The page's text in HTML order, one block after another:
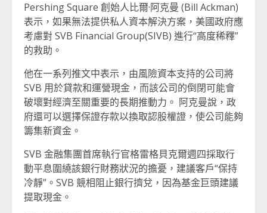
Pershing Square 創始人比爾·阿克曼 (Bill Ackman)
表示，如果無法提供私人資本解決方案，美國政府應
考慮對 SVB Financial Group(SIVB) 進行“高度稀釋”
的救助。
他在一系列推文中表示，由風險資本支持的公司將
SVB 用於貸款和運營現金，而該公司的倒閉可能會
破壞對經濟至關重要的長期推動力。 阿克曼說，政
府還可以選擇保證存款以換取認股權證，使公司能夠
籌集新資金。
SVB 金融集團首席執行官格雷格貝克爾週四採取行
動平息圍繞該銀行財務狀況的擔憂，建議客戶“保持
冷靜”。SVB 競相阻止銀行擠兌，因為基金巨頭建議
提取現金。